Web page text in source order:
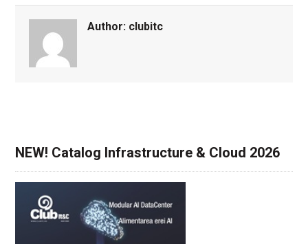
Author: clubitc
NEW! Catalog Infrastructure & Cloud 2026